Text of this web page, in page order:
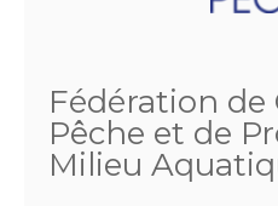
Fédération de
Pêche et de
Milieu